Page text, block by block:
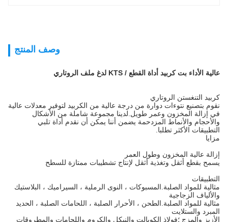
وصف المنتج
عالية الأداء بت كربيد أداة القطع / KTS لدغ ملف الروتاري
كربيد التنغستن الروتاري
نقوم بتصنيع نتوءات دوارة من درجة عالية من الكربيد لتوفير معدلات عالية
في إزالة المخزون وعمر طويل.لدينا مجموعة شاملة من الأشكال
والأحجام والأنماط المزدحمة يضمن أننا يمكن أن نقدم أداة تلبي
التطبيقات الأكثر تطلبا.
مزايا
إزالة عالية المخزون وطول العمر
يسمح بقطع أثقل وتغذية أثقل لإنتاج تشطيبات ممتازة للسطح
التطبيقات
مثالية للمواد الصلبة.المسبوكات ، النوى الرملية ، السيراميك ، البلاستيك
والألياف الزجاجية
مثالية للمواد الصلبة.الطحن ، الأحرار الصلبة ، اللحامات الصلبة ، الحديد
المبرد والستلايت
الأزيز والمزج ؛فولاذ الكوبالت والنيكل والكروم واللحامات والمطروقات